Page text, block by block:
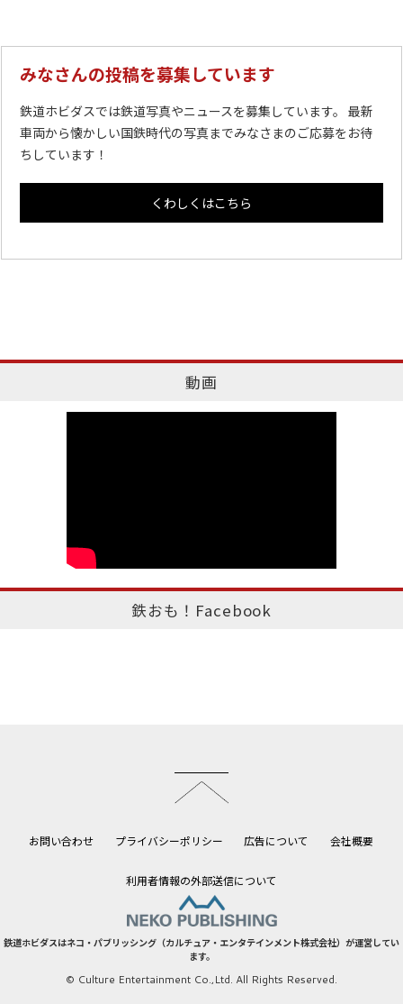
みなさんの投稿を募集しています
鉄道ホビダスでは鉄道写真やニュースを募集しています。 最新
車両から懐かしい国鉄時代の写真までみなさまのご応募をお待
ちしています！
くわしくはこちら
動画
鉄おも！Facebook
お問い合わせ プライバシーポリシー 広告について 会社概要
利用者情報の外部送信について
鉄道ホビダスはネコ・パブリッシング（カルチュア・エンタテインメント株式会社）が運営してい
ます。
© Culture Entertainment Co.,Ltd. All Rights Reserved.